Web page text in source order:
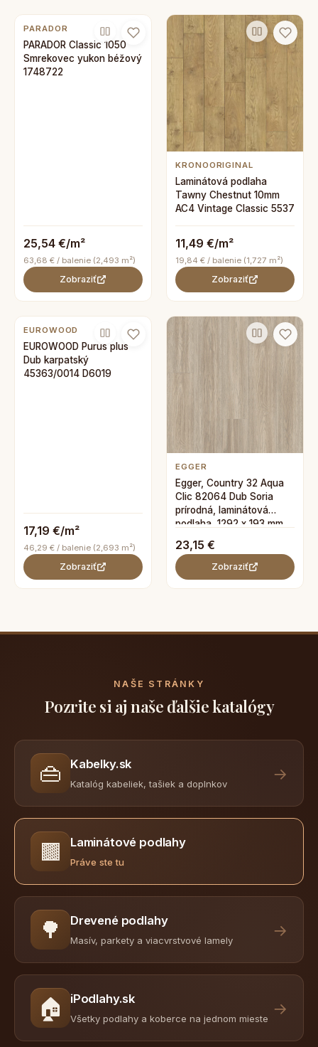
PARADOR
PARADOR Classic 1050
Smrekovec yukon béžový
1748722
25,54 €/m²
63,68 € / balenie (2,493 m²)
Zobraziť
KRONOORIGINAL
Laminátová podlaha
Tawny Chestnut 10mm
AC4 Vintage Classic 5537
11,49 €/m²
19,84 € / balenie (1,727 m²)
Zobraziť
EUROWOOD
EUROWOOD Purus plus
Dub karpatský
45363/0014 D6019
17,19 €/m²
46,29 € / balenie (2,693 m²)
Zobraziť
EGGER
Egger, Country 32 Aqua
Clic 82064 Dub Soria
prírodná, laminátová
podlaha, 1292 x 193 mm
23,15 €
Zobraziť
NAŠE STRÁNKY
Pozrite si aj naše ďalšie katalógy
👜 Kabelky.sk
Katalóg kabeliek, tašiek a doplnkov
→
🟫 Laminátové podlahy
Práve ste tu
🌳 Drevené podlahy
Masív, parkety a viacvrstvové lamely
→
🏠 iPodlahy.sk
Všetky podlahy a koberce na jednom mieste
→